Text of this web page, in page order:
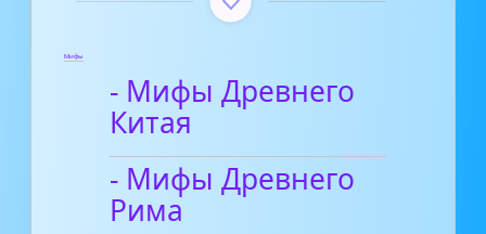
Мифы
- Мифы Древнего
Китая
- Мифы Древнего
Рима